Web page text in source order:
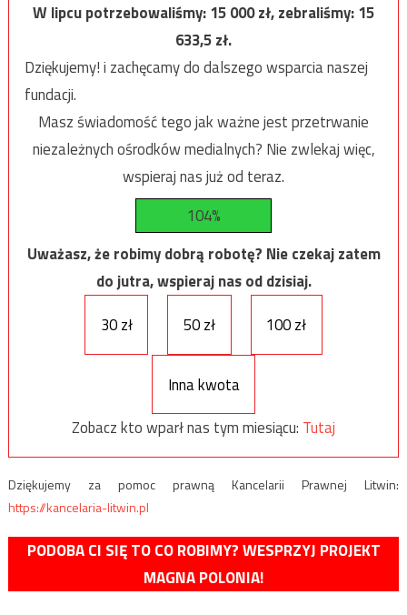
W lipcu potrzebowaliśmy:15 000zł, zebraliśmy:15
633,5zł.
Dziękujemy! i zachęcamy do dalszego wsparcia naszej
fundacji.
Masz świadomość tego jak ważne jest przetrwanie
niezależnych ośrodków medialnych? Nie zwlekaj więc,
wspieraj nas już od teraz.
104%
Uważasz, że robimy dobrą robotę? Nie czekaj zatem
do jutra, wspieraj nas od dzisiaj.
30 zł
50 zł 100 zł
Inna kwota
Zobacz kto wparł nas tym miesiącu: Tutaj
Dziękujemy za pomoc prawną Kancelarii Prawnej Litwin:
https://kancelaria-litwin.pl
PODOBA CI SIĘ TO CO ROBIMY? WESPRZYJ PROJEKT
MAGNA POLONIA!